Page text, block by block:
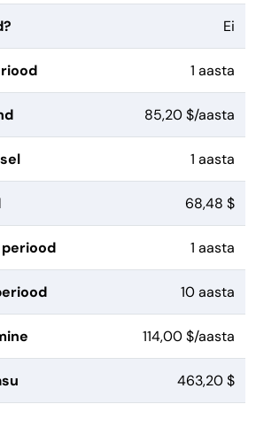
Ei
1 aasta
85,20 $/aasta
1 aasta
68,48 $
1 aasta
10 aasta
114,00 $/aasta
463,20 $